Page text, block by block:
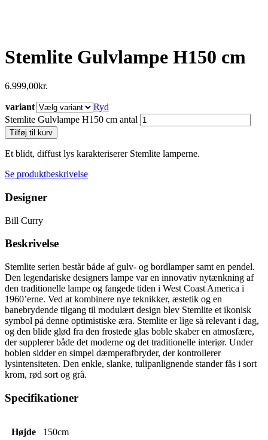
Stemlite Gulvlampe H150 cm
6.999,00kr.
variant
Ryd
Stemlite Gulvlampe H150 cm antal
Tilføj til kurv
Et blidt, diffust lys karakteriserer Stemlite lamperne.
Se produktbeskrivelse
Designer
Bill Curry
Beskrivelse
Stemlite serien består både af gulv- og bordlamper samt en pendel.
Den legendariske designers lampe var en innovativ nytænkning af
den traditionelle lampe og fangede tiden i West Coast America i
1960’erne. Ved at kombinere nye teknikker, æstetik og en
banebrydende tilgang til modulært design blev Stemlite et ikonisk
symbol på denne optimistiske æra. Stemlite er lige så relevant i dag,
og den blide glød fra den frostede glas boble skaber en atmosfære,
der supplerer både det moderne og det traditionelle interiør. Under
boblen sidder en simpel dæmperafbryder, der kontrollerer
lysintensiteten. Den enkle, slanke, tulipanlignende stander fås i sort
krom, rød sort og grå.
Specifikationer
Højde 150cm